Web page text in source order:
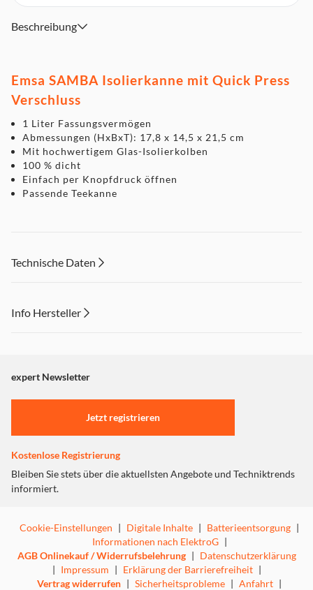
Abmessungen (HxBxT): 17,8 x 14,5 x 21,5 cm
Beschreibung
Emsa SAMBA Isolierkanne mit Quick Press
Verschluss
1 Liter Fassungsvermögen
Abmessungen (HxBxT): 17,8 x 14,5 x 21,5 cm
Mit hochwertigem Glas-Isolierkolben
100 % dicht
Einfach per Knopfdruck öffnen
Passende Teekanne
Technische Daten
Info Hersteller
"Marketing".
Einstellungen anpassen
expert Newsletter
Jetzt registrieren
Kostenlose Registrierung
Bleiben Sie stets über die aktuellsten Angebote und Techniktrends
informiert.
Cookie-Einstellungen | Digitale Inhalte | Batterieentsorgung |
Informationen nach ElektroG |
AGB Onlinekauf / Widerrufsbelehrung | Datenschutzerklärung
| Impressum | Erklärung der Barrierefreiheit |
Vertrag widerrufen | Sicherheitsprobleme | Anfahrt |